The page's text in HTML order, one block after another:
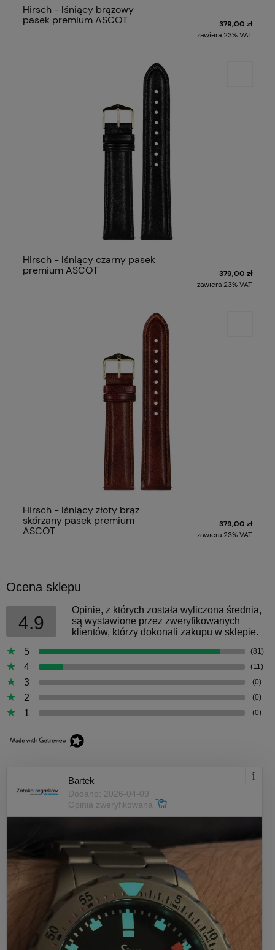
Hirsch - lśniący brązowy
pasek premium ASCOT
379,00 zł
zawiera 23% VAT
Hirsch - lśniący czarny pasek
premium ASCOT
379,00 zł
zawiera 23% VAT
Hirsch - lśniący złoty brąz
skórzany pasek premium
ASCOT
379,00 zł
zawiera 23% VAT
Ocena sklepu
4.9
Opinie, z których została wyliczona średnia,
są wystawione przez zweryfikowanych
klientów, którzy dokonali zakupu w sklepie.
5
(81)
4 (11)
3 (0)
2 (0)
1 (0)
Bartek
Dodano: 2026-04-09
Opinia zweryfikowana